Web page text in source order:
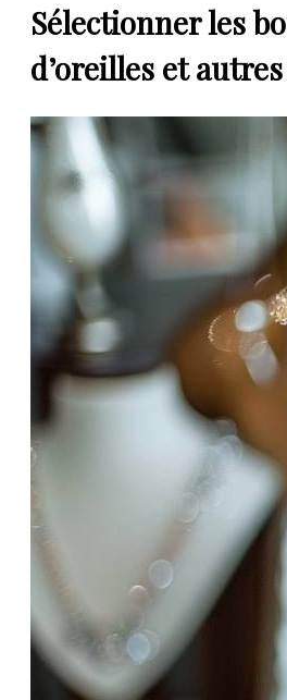
Sélectionner les
d’oreilles et